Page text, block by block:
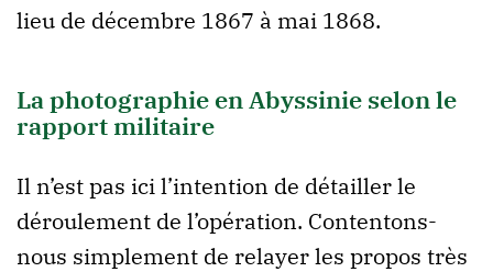
lieu de décembre 1867 à mai 1868.
La photographie en Abyssinie selon le
rapport militaire
Il n’est pas ici l’intention de détailler le
déroulement de l’opération. Contentons-
nous simplement de relayer les propos très